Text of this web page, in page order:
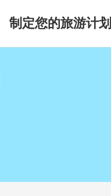
制定您的旅游计划